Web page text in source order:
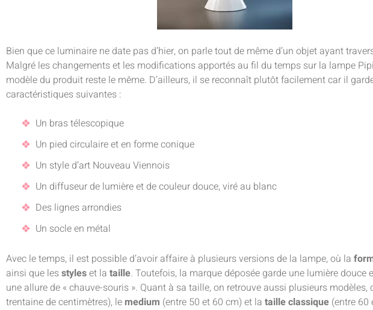
Bien que ce luminaire ne date pas d’hier, on parle tout de même d’un objet ayant
Malgré les changements et les modifications apportés au fil du temps sur la lampe
modèle du produit reste le même. D’ailleurs, il se reconnaît plutôt facilement car il
caractéristiques suivantes :
Un bras télescopique
Un pied circulaire et en forme conique
Un style d’art Nouveau Viennois
Un diffuseur de lumière et de couleur douce, viré au blanc
Des lignes arrondies
Un socle en métal
Avec le temps, il est possible d’avoir affaire à plusieurs versions de la lampe, où la
ainsi que lesstyleset la taille. Toutefois, la marque déposée garde une lumière douce
une allure de « chauve-souris ». Quant à sa taille, on retrouve aussi plusieurs modèles,
trentaine de centimètres), le medium (entre 50 et 60 cm) et la taille classique (entre 60